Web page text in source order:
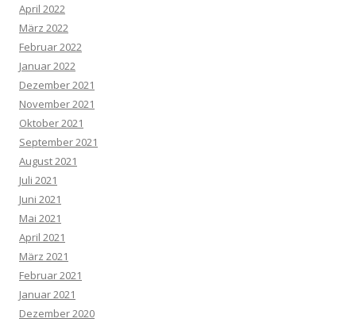
April 2022
März 2022
Februar 2022
Januar 2022
Dezember 2021
November 2021
Oktober 2021
September 2021
August 2021
Juli 2021
Juni 2021
Mai 2021
April 2021
März 2021
Februar 2021
Januar 2021
Dezember 2020